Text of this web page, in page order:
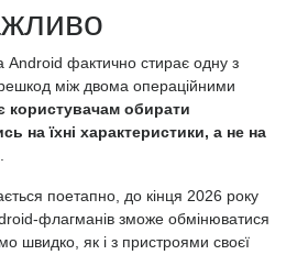
фактично стирає одну з
між двома операційними
користувачам обирати
на їхні характеристики, а не на
поетапно, до кінця 2026 року
флагманів зможе обмінюватися
швидко, як і з пристроями своєї